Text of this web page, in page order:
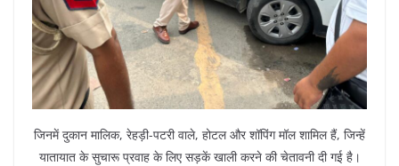
जिनमें दुकान मालिक, रेहड़ी-पटरी वाले, होटल और शॉपिंग मॉल शामिल हैं, जिन्हें
यातायात के सुचारू प्रवाह के लिए सड़कें खाली करने की चेतावनी दी गई है।